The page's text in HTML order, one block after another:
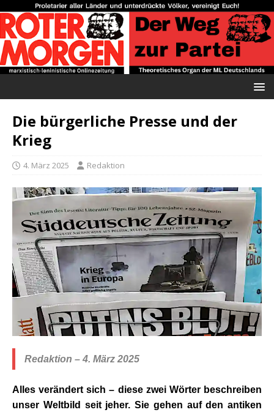
Die bürgerliche Presse und der
Krieg
4. März 2025 Redaktion
Redaktion – 4. März 2025
Alles verändert sich – diese zwei Wörter beschreiben
unser Weltbild seit jeher. Sie gehen auf den antiken